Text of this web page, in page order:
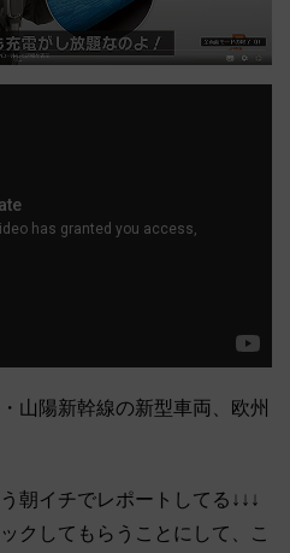
山陽新幹線の新型車両、欧州
朝イチでレポートしてる↓↓↓
クしてもらうことにして、こ